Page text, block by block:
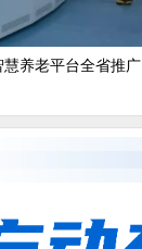
养老平台全省推广